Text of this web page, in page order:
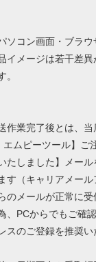
ソコン画面・ブラウ
イメージは若干差異
。
作業完了後とは、当
エムピーツール】ご
たしました】メール
す（キャリアメール
のメールが正常に受
、PCからでもご確
スのご登録を推奨い